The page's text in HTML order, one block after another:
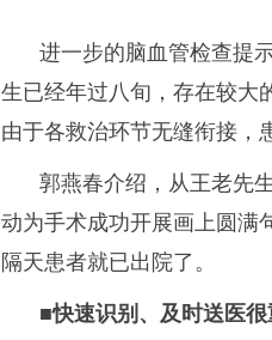
进一步的脑血管检查提
生已经年过八旬，存在较大
由于各救治环节无缝衔接，
郭燕春介绍，从王老先
动为手术成功开展画上圆满
隔天患者就已出院了。
■快速识别、及时送医很